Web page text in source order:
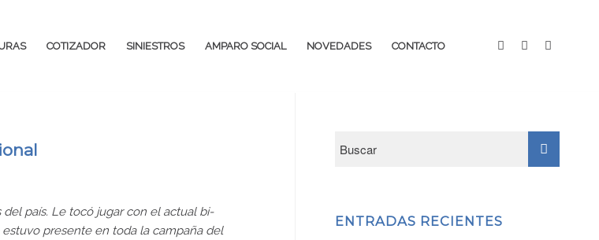
COTIZADOR SINIESTROS AMPARO SOCIAL NOVEDADES CONTACTO
país. Le tocó jugar con el actual bi-
presente en toda la campaña del
ENTRADAS RECIENTES